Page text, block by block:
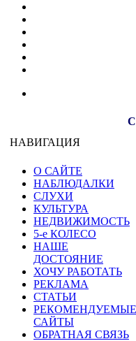
НАВИГАЦИЯ
О САЙТЕ
НАБЛЮДАЛКИ
СЛУХИ
КУЛЬТУРА
НЕДВИЖИМОСТЬ
5-е КОЛЕСО
НАШЕ
ДОСТОЯНИЕ
ХОЧУ РАБОТАТЬ
РЕКЛАМА
СТАТЬИ
РЕКОМЕНДУЕМЫЕ
САЙТЫ
ОБРАТНАЯ СВЯЗЬ